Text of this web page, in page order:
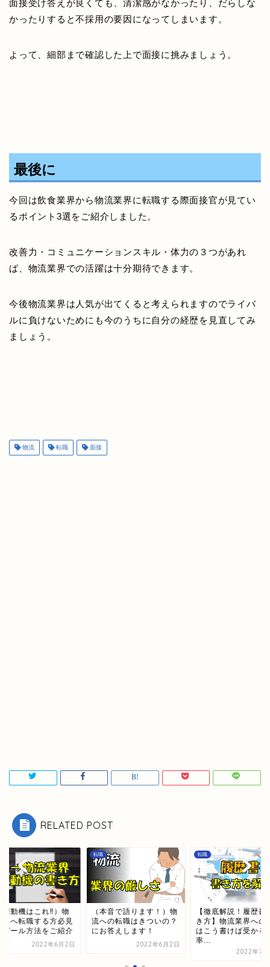
面接受け答えが良くても、清潔感がなかったり、だらしな
かったりすると不採用の要因になってしまいます。
よって、細部まで確認した上で面接に挑みましょう。
最後に
今回は飲食業界から物流業界に転職する際面接官が見てい
るポイント3選をご紹介しました。
改善力・コミュニケーションスキル・体力の３つがあれ
ば、物流業界での活躍は十分期待できます。
今後物流業界は人気が出てくると考えられますのでライバ
ルに負けないためにも今のうちに自分の経歴を見直してみ
ましょう。
物流 転職 面接
RELATED POST
望動機はこれ‼）物
界へ転職する方必見
ピール方法をご紹介
2022年6月2日
転職
（本音で語ります！）物
流への転職はきついの？
にお答えします！
2022年6月2日
転職
【徹底解説！履歴書
き方】物流業界への
はこう書けば受かる
率...
2022年7